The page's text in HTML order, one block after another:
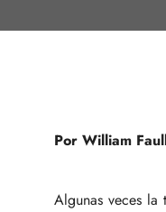
Por William
Algunas veces la